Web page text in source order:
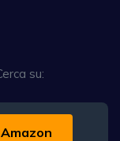
su: